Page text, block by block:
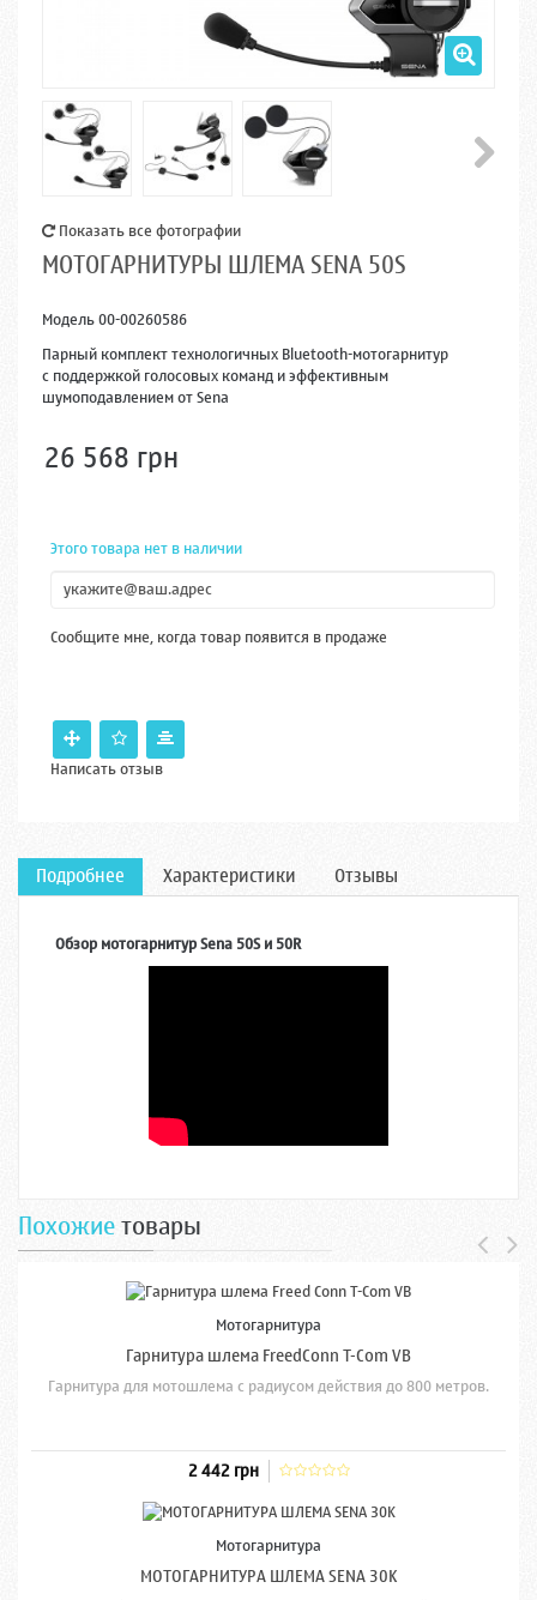
Показать все фотографии
МОТОГАРНИТУРЫ ШЛЕМА SENA 50S
Модель00-00260586
Парный комплект технологичных Bluetooth-мотогарнитур
с поддержкой голосовых команд и эффективным
шумоподавлением от Sena
26 568 грн
Этого товара нет в наличии
Сообщите мне, когда товар появится в продаже
Написать отзыв
Подробнее Характеристики Отзывы
Обзор мотогарнитур Sena 50S и 50R
Похожиетовары
Мотогарнитура
Гарнитура шлема FreedConn T-Com VB
Гарнитура для мотошлема с радиусом действия до 800 метров.
2 442 грн
Мотогарнитура
МОТОГАРНИТУРА ШЛЕМА SENA 30K